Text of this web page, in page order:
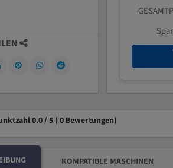
0.0 / 5 ( 0 Bewertungen)
KOMPATIBLE MASCHINEN